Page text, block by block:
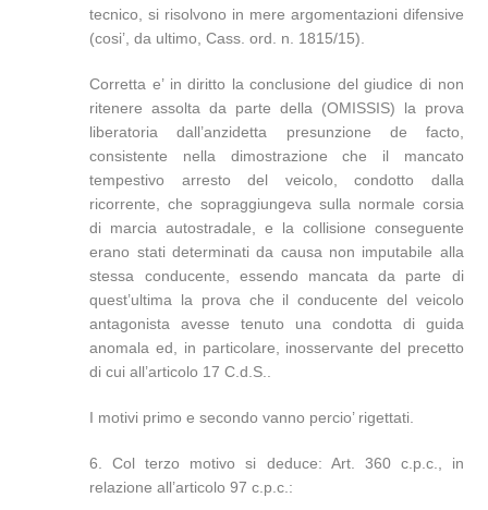
tecnico, si risolvono in mere argomentazioni difensive
(cosi’, da ultimo, Cass. ord. n. 1815/15).
Corretta e’ in diritto la conclusione del giudice di non
ritenere assolta da parte della (OMISSIS) la prova
liberatoria dall’anzidetta presunzione de facto,
consistente nella dimostrazione che il mancato
tempestivo arresto del veicolo, condotto dalla
ricorrente, che sopraggiungeva sulla normale corsia
di marcia autostradale, e la collisione conseguente
erano stati determinati da causa non imputabile alla
stessa conducente, essendo mancata da parte di
quest’ultima la prova che il conducente del veicolo
antagonista avesse tenuto una condotta di guida
anomala ed, in particolare, inosservante del precetto
di cui all’articolo 17 C.d.S..
I motivi primo e secondo vanno percio’ rigettati.
6. Col terzo motivo si deduce: Art. 360 c.p.c., in
relazione all’articolo 97 c.p.c.: